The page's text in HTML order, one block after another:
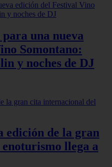
una nueva
Somontano:
y noches de DJ
edición de la gran
llega a